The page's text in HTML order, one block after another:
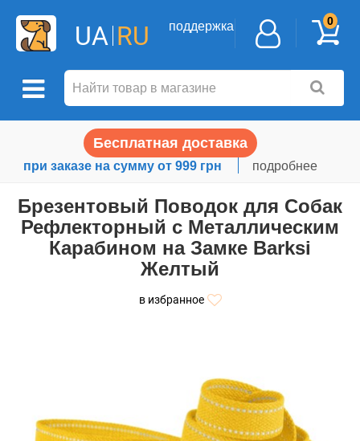
UA RU поддержка 0
Бесплатная доставка
при заказе на сумму от 999 грн подробнее
Брезентовый Поводок для Собак
Рефлекторный с Металлическим
Карабином на Замке Barksi
Желтый
в избранное